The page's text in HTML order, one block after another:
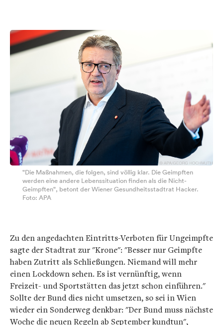
"Die Maßnahmen, die folgen, sind völlig klar. Die Geimpften
werden eine andere Lebenssituation finden als die Nicht-
Geimpften", betont der Wiener Gesundheitsstadtrat Hacker.
Foto: APA
Zu den angedachten Eintritts-Verboten für Ungeimpfte
sagte der Stadtrat zur "Krone": "Besser nur Geimpfte
haben Zutritt als Schließungen. Niemand will mehr
einen Lockdown sehen. Es ist vernünftig, wenn
Freizeit- und Sportstätten das jetzt schon einführen."
Sollte der Bund dies nicht umsetzen, so sei in Wien
wieder ein Sonderweg denkbar: "Der Bund muss nächste
Woche die neuen Regeln ab September kundtun",